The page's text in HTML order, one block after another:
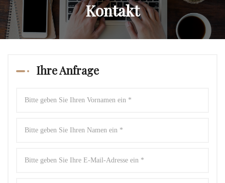
Kontakt
Ihre Anfrage